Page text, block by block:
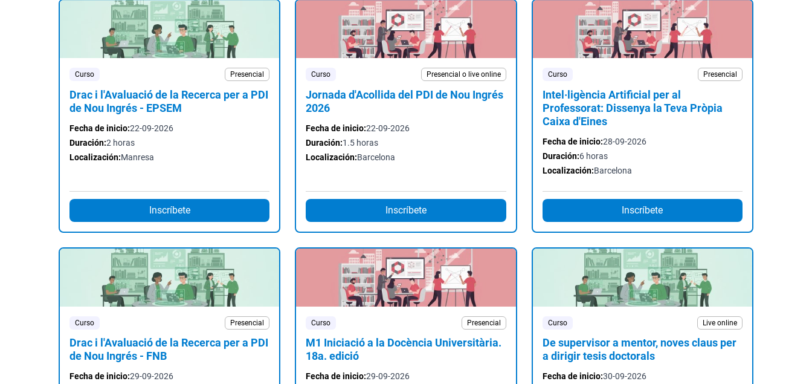
Curso Presencial
Drac i l'Avaluació de la Recerca per a PDI
de Nou Ingrés - EPSEM
Fecha de inicio:22-09-2026
Duración:2 horas
Localización:Manresa
Inscríbete
Curso Presencial o live online
Jornada d'Acollida del PDI de Nou Ingrés
2026
Fecha de inicio:22-09-2026
Duración:1.5 horas
Localización:Barcelona
Inscríbete
Curso Presencial
Intel·ligència Artificial per al
Professorat: Dissenya la Teva Pròpia
Caixa d'Eines
Fecha de inicio:28-09-2026
Duración:6 horas
Localización:Barcelona
Inscríbete
Curso Presencial
Drac i l'Avaluació de la Recerca per a PDI
de Nou Ingrés - FNB
Fecha de inicio:29-09-2026
Curso Presencial
M1 Iniciació a la Docència Universitària.
18a. edició
Fecha de inicio:29-09-2026
Curso Live online
De supervisor a mentor, noves claus per
a dirigir tesis doctorals
Fecha de inicio:30-09-2026